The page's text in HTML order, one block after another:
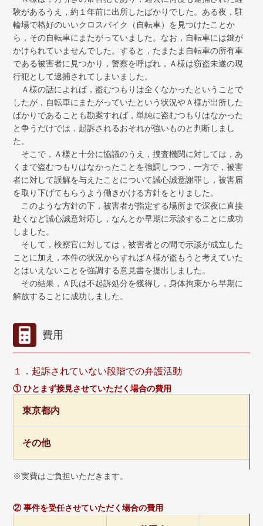
験があるうえ，約１年前に出所したばかりでした。ある夜，駐
輪場で格好のいいクロスバイク（自転車）を見つけたことか
ら，その自転車にまたがっていました。なお，自転車には鍵が
かけられていませんでした。すると，たまたま自転車の所有車
である被害者に見つかり，警察を呼ばれ，Ａ様は窃盗未遂の現
行犯として逮捕されてしまいました。
Ａ様の話によれば，盗むつもりは全くなかったということで
したが，自転車にまたがっていたという状況やＡ様が出所した
ばかりであることも勘案すれば，単純に盗むつもりはなかった
と争うだけでは，起訴されるおそれが強いものと判断しまし
た。
そこで，Ａ様と十分に協議のうえ，捜査機関に対しては，あ
くまで盗むつもりはなかったことを強調しつつ，一方で，被害
者に対して誤解を与えたことについて誠心誠意謝罪し，被害届
を取り下げてもらうよう働きかける方針をとりました。
このような方針の下，被害者が指定する場所まで深夜に直接
赴くなど誠心誠意対応し，なんとか早期に示談することに成功
しました。
そして，検察官に対しては，被害者との間で示談が成立した
ことに加え，本件の状況からすればＡ様が盗もうと考えていた
とはいえないことを強調する意見書を提出しました。
その結果，Ａ氏は不起訴処分を獲得し，身体拘束から早期に
解放することに成功しました。
費用
１．起訴されていない段階での弁護活動
① ひとまず接見させていただく場合の費用
東京都内
その他
※実費はご負担いただきます。
② 事件を受任させていただく場合の費用